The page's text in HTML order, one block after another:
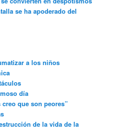
se ha apoderado del
a los niños
día
que son peores”
de la vida de la